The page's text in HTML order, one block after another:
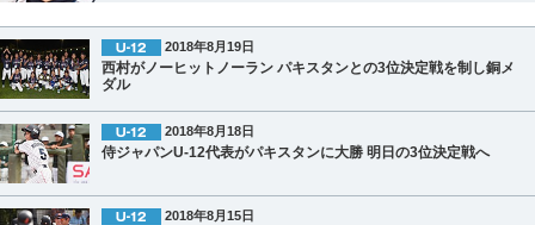
2018年8月19日
西村がノーヒットノーラン パキスタンとの3位決定戦を制し銅メ
ダル
2018年8月18日
侍ジャパンU-12代表がパキスタンに大勝 明日の3位決定戦へ
2018年8月15日